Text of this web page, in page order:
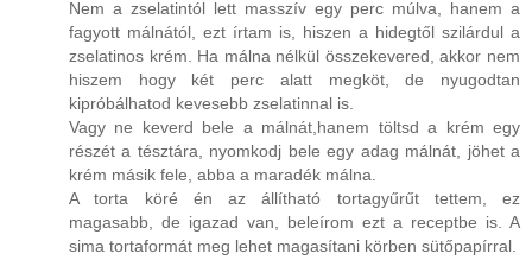
Nem a zselatintól lett masszív egy perc múlva, hanem a
fagyott málnától, ezt írtam is, hiszen a hidegtől szilárdul a
zselatinos krém. Ha málna nélkül összekevered, akkor nem
hiszem hogy két perc alatt megköt, de nyugodtan
kipróbálhatod kevesebb zselatinnal is.
Vagy ne keverd bele a málnát,hanem töltsd a krém egy
részét a tésztára, nyomkodj bele egy adag málnát, jöhet a
krém másik fele, abba a maradék málna.
A torta köré én az állítható tortagyűrűt tettem, ez
magasabb, de igazad van, beleírom ezt a receptbe is. A
sima tortaformát meg lehet magasítani körben sütőpapírral.